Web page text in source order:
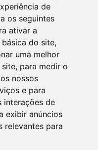
de
os seguintes
ativar a
do site,
uma melhor
site, para medir o
nossos
e para
interações de
exibir anúncios
relevantes para
de segunda a
das 7h às 13h
- Centro Bom
000